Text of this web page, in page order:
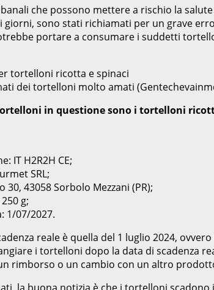
che possono mettere a rischio la
sono stati richiamati per un grave
portare a consumare i suddetti
dei tortelloni molto amati
in questione sono i tortelloni
IT H2R2H CE;
SRL;
30, 43058 Sorbolo Mezzani (PR);
g;
1/07/2027.
reale è quella del 1 luglio 2024,
i tortelloni dopo la data di scadenza
rimborso o un cambio con un altro